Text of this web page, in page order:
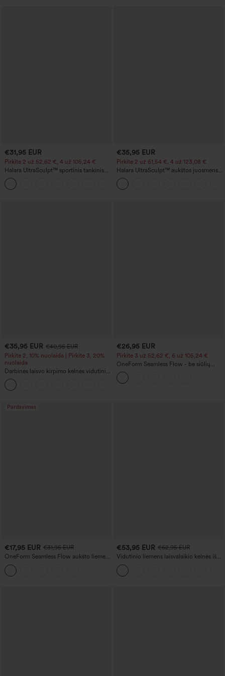
€31,95 EUR
Pirkite 2 už 52,62 €, 4 už 105,24 €
Halara UltraSculpt™ sportinis tankinis
marškinėlis treniruotėms su apvalia
iškirpte ir išlenktu apačios kraštu
€35,95 EUR
Pirkite 2 už 61,54 €, 4 už 123,08 €
Halara UltraSculpt™ aukštos juosmens
jogos leginsai, modeliuojantys figūrą, su
pilvo kontrole ir kišene, su išplatėjusia
apačia (bootcut)
€35,95 EUR €40,95 EUR
Pirkite 2, 10% nuolaida | Pirkite 3, 20%
nuolaida
Darbinės laisvo kirpimo kelnės vidutinio
juosmens, su kišenėmis ir barrel tipo
klešnėmis
€26,95 EUR
Pirkite 3 už 52,62 €, 6 už 105,24 €
OneForm Seamless Flow - be siūlių
jogos tamprės, vidutinio liemens, su
pilvo kontrole ir sėdmenų pakėlimo
efektu
Pardavimas
€17,95 EUR €31,95 EUR
OneForm Seamless Flow aukšto liemens
jogos tamprės su pilvo kontrole ir
sėdmenų pakėlimu
€53,95 EUR €62,95 EUR
Vidutinio liemens laisvalaikio kelnės iš
French terry audinio su džinso raštu ir
kišenėmis